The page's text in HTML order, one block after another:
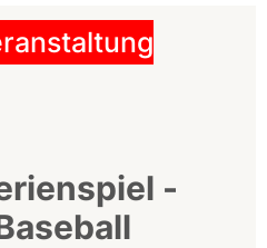
-